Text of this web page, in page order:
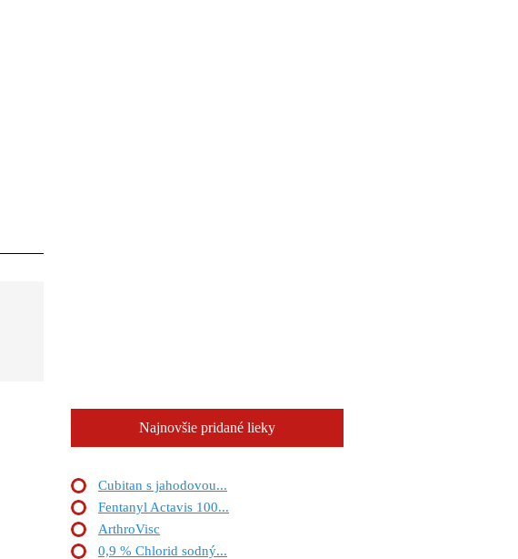
Najnovšie pridané lieky
Cubitan s jahodovou...
Fentanyl Actavis 100...
ArthroVisc
0,9 % Chlorid sodný...